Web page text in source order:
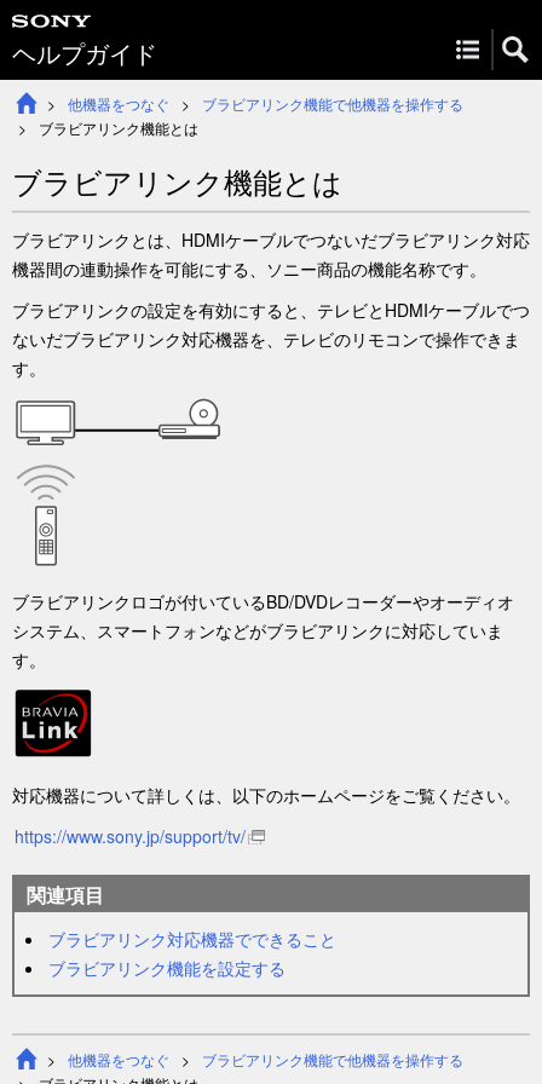
ヘルプガイド
他機器をつなぐ
ブラビアリンク機能で他機器を操作する
ブラビアリンク機能とは
ブラビアリンク機能とは
ブラビアリンクとは、HDMIケーブルでつないだブラビアリンク対応
機器間の連動操作を可能にする、ソニー商品の機能名称です。
ブラビアリンクの設定を有効にすると、テレビとHDMIケーブルでつ
ないだブラビアリンク対応機器を、テレビのリモコンで操作できま
す。
ブラビアリンクロゴが付いているBD/DVDレコーダーやオーディオ
システム、スマートフォンなどがブラビアリンクに対応していま
す。
対応機器について詳しくは、以下のホームページをご覧ください。
https://www.sony.jp/support/tv/
関連項目
ブラビアリンク対応機器でできること
ブラビアリンク機能を設定する
他機器をつなぐ
ブラビアリンク機能で他機器を操作する